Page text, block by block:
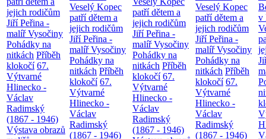
jejich rodičům
Jiří Peřina -
malíř Vysočiny
Pohádky na
nitkách Příběh
klokočí 67.
Výtvarné
Hlinecko -
Václav
Radimský
(1867 - 1946)
Výstava obrazů
Veselý Kopec
patří dětem a
jejich rodičům
Jiří Peřina -
malíř Vysočiny
Pohádky na
nitkách Příběh
klokočí 67.
Výtvarné
Hlinecko -
Václav
Radimský
(1867 - 1946)
patří dětem a
jejich rodičům
Jiří Peřina -
malíř Vysočiny
Pohádky na
nitkách Příběh
klokočí 67.
Výtvarné
Hlinecko -
Václav
Radimský
(1867 - 1946)
Veselý Kopec
patří dětem a
jejich rodičům
Jiří Peřina -
malíř Vysočiny
Pohádky na
nitkách Příběh
klokočí 67.
Výtvarné
Hlinecko -
Václav
Radimský
(1867 - 1946)
v